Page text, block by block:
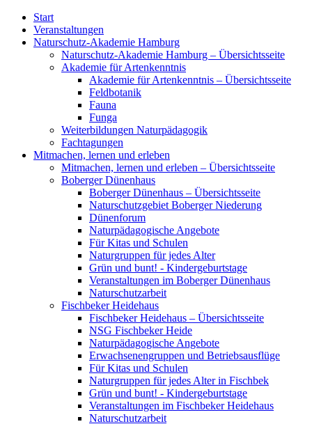
Start
Veranstaltungen
Naturschutz-Akademie Hamburg
Naturschutz-Akademie Hamburg – Übersichtsseite
Akademie für Artenkenntnis
Akademie für Artenkenntnis – Übersichtsseite
Feldbotanik
Fauna
Funga
Weiterbildungen Naturpädagogik
Fachtagungen
Mitmachen, lernen und erleben
Mitmachen, lernen und erleben – Übersichtsseite
Boberger Dünenhaus
Boberger Dünenhaus – Übersichtsseite
Naturschutzgebiet Boberger Niederung
Dünenforum
Naturpädagogische Angebote
Für Kitas und Schulen
Naturgruppen für jedes Alter
Grün und bunt! - Kindergeburtstage
Veranstaltungen im Boberger Dünenhaus
Naturschutzarbeit
Fischbeker Heidehaus
Fischbeker Heidehaus – Übersichtsseite
NSG Fischbeker Heide
Naturpädagogische Angebote
Erwachsenengruppen und Betriebsausflüge
Für Kitas und Schulen
Naturgruppen für jedes Alter in Fischbek
Grün und bunt! - Kindergeburtstage
Veranstaltungen im Fischbeker Heidehaus
Naturschutzarbeit